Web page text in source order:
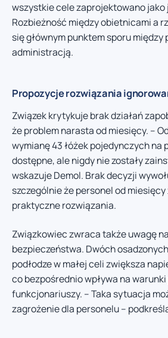
wszystkie cele zaprojektowano jako
Rozbieżność między obietnicami a
się głównym punktem sporu między
administracją.
Propozycje rozwiązania
Związek krytykuje brak działań
że problem narasta od miesięcy. –
wymianę 43 łóżek pojedynczych na
dostępne, ale nigdy nie zostały
wskazuje Demol. Brak decyzji
szczególnie że personel od
praktyczne rozwiązania.
Związkowiec zwraca także uwagę
bezpieczeństwa. Dwóch
podłodze w małej celi zwiększa
co bezpośrednio wpływa na
funkcjonariuszy. – Taka sytuacja
zagrożenie dla personelu –